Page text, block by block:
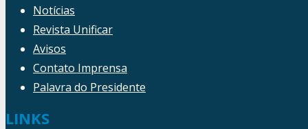
Notícias
Revista Unificar
Avisos
Contato Imprensa
Palavra do Presidente
LINKS